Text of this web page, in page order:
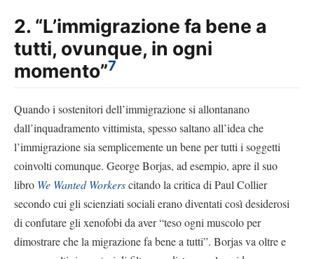
2. “L’immigrazione fa bene a
tutti, ovunque, in ogni
momento”7
Quando i sostenitori dell’immigrazione si allontanano
dall’inquadramento vittimista, spesso saltano all’idea che
l’immigrazione sia semplicemente un bene per tutti i soggetti
coinvolti comunque. George Borjas, ad esempio, apre il suo
libro We Wanted Workerscitando la critica di Paul Collier
secondo cui gli scienziati sociali erano diventati così desiderosi
di confutare gli xenofobi da aver “teso ogni muscolo per
dimostrare che la migrazione fa bene a tutti”. Borjas va oltre e